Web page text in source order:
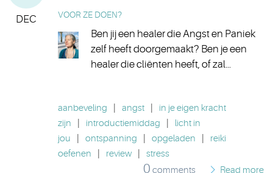
DEC VOOR ZE DOEN?
Ben jij een healer die Angst en Paniek
zelf heeft doorgemaakt? Ben je een
healer die cliënten heeft, of zal...
aanbeveling angst
in je eigen kracht
zijn
introductiemiddag
licht in
jou
ontspanning opgeladen
reiki
oefenen
review stress
0 comments Read more